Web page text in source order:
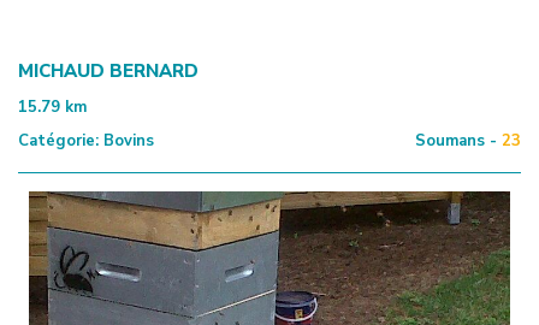
MICHAUD BERNARD
15.79 km
Catégorie: Bovins Soumans - 23